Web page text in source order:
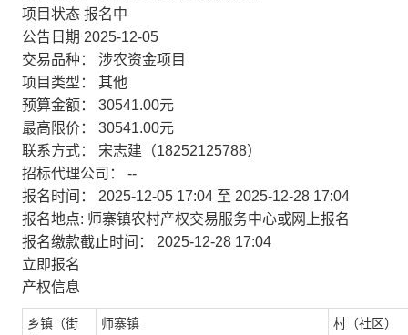
项目状态 报名中
公告日期 2025-12-05
交易品种： 涉农资金项目
项目类型： 其他
预算金额： 30541.00元
最高限价： 30541.00元
联系方式： 宋志建（18252125788）
招标代理公司： --
报名时间： 2025-12-05 17:04 至 2025-12-28 17:04
报名地点: 师寨镇农村产权交易服务中心或网上报名
报名缴款截止时间： 2025-12-28 17:04
立即报名
产权信息
乡镇（街
师寨镇 村（社区）